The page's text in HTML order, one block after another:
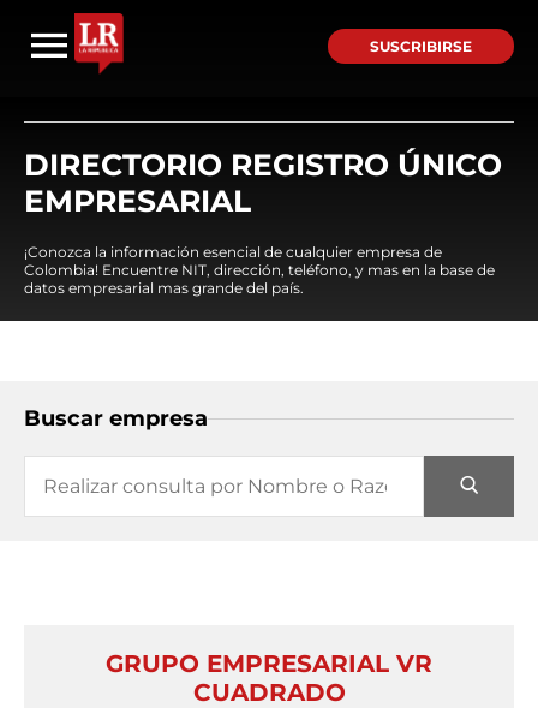
SUSCRIBIRSE
DIRECTORIO REGISTRO ÚNICO
EMPRESARIAL
¡Conozca la información esencial de cualquier empresa de
Colombia! Encuentre NIT, dirección, teléfono, y mas en la base de
datos empresarial mas grande del país.
Buscar empresa
GRUPO EMPRESARIAL VR
CUADRADO